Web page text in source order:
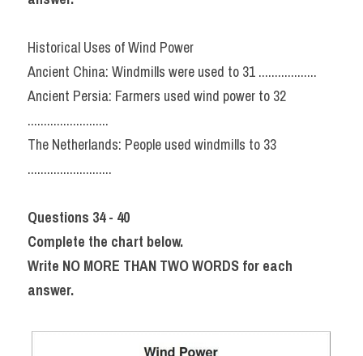
Historical Uses of Wind Power
Ancient China: Windmills were used to 31 ..................
Ancient Persia: Farmers used wind power to 32
.........................
The Netherlands: People used windmills to 33
..........................
Questions 34 - 40
Complete the chart below.
Write NO MORE THAN TWO WORDS for each
answer.